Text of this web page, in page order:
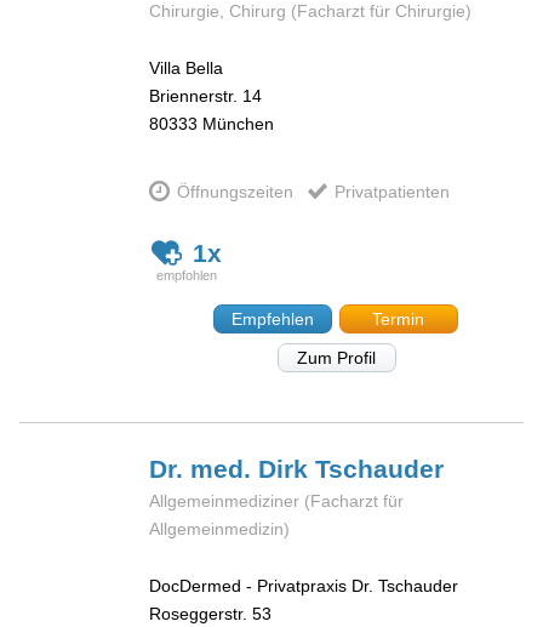
Chirurgie, Chirurg (Facharzt für Chirurgie)
Villa Bella
Briennerstr. 14
80333 München
Öffnungszeiten Privatpatienten
1x
Empfehlen
Termin
Zum Profil
Dr. med. DirkTschauder
Allgemeinmediziner (Facharzt für
Allgemeinmedizin)
DocDermed - Privatpraxis Dr. Tschauder
Roseggerstr. 53